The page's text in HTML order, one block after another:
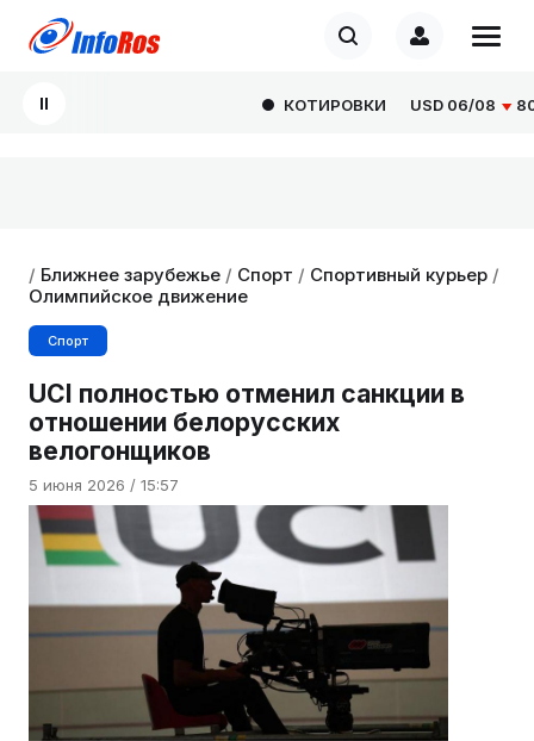
КОТИРОВКИ USD06/08
/ Ближнее зарубежье / Спорт / Спортивный курьер /
Олимпийское движение
Спорт
UCI полностью отменил санкции в
отношении белорусских
велогонщиков
5 июня 2026 / 15:57